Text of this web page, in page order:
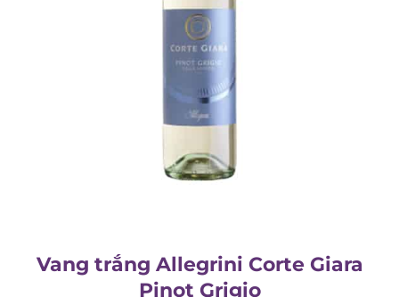
Vang trắng Allegrini Corte Giara
Pinot Grigio